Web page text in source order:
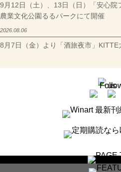
9月12日（土）、13日（日）「安心院
農業文化公園るるパークにて開催
2026.08.06
8月7日（金）より「酒旅夜市」KITTE